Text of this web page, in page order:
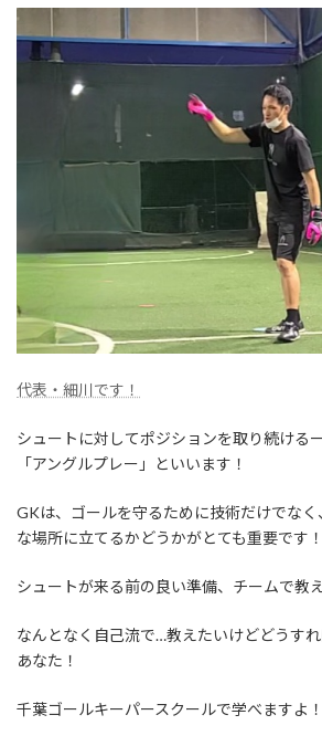
代表・細川です！
シュートに対してポジションを取り続ける
「アングルプレー」といいます！
GKは、ゴールを守るために技術だけでな
な場所に立てるかどうかがとても重要です！
シュートが来る前の良い準備、チームで教
なんとなく自己流で…教えたいけどどうす
あなた！
千葉ゴールキーパースクールで学べますよ！